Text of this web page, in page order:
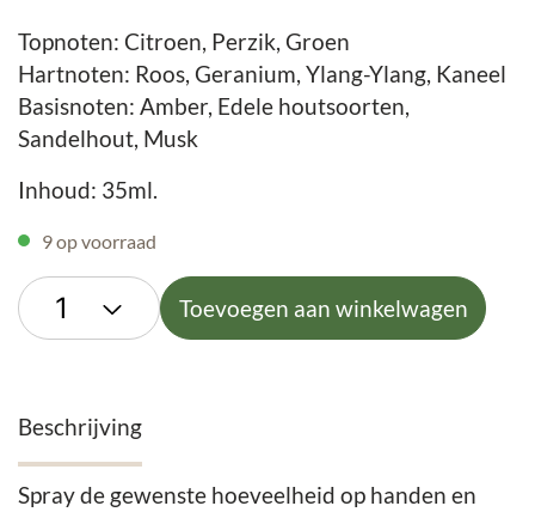
Topnoten: Citroen, Perzik, Groen
Hartnoten: Roos, Geranium, Ylang-Ylang, Kaneel
Basisnoten: Amber, Edele houtsoorten,
Sandelhout, Musk
Inhoud: 35ml.
9 op voorraad
Toevoegen aan winkelwagen
Beschrijving
Spray de gewenste hoeveelheid op handen en